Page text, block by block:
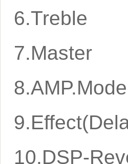
7.Master
10.DSP-